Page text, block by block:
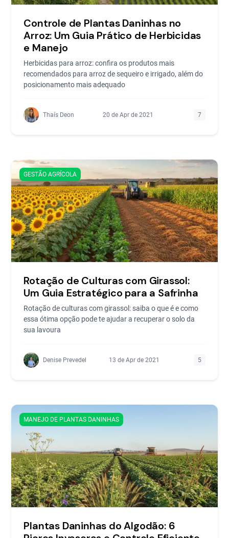
Controle de Plantas Daninhas no
Arroz: Um Guia Prático de Herbicidas
e Manejo
Herbicidas para arroz: confira os produtos mais
recomendados para arroz de sequeiro e irrigado, além do
posicionamento mais adequado
Thaís Deon 20 de Apr de 2021 7
GESTÃO AGRÍCOLA
Rotação de Culturas com Girassol:
Um Guia Estratégico para a Safrinha
Rotação de culturas com girassol: saiba o que é e como
essa ótima opção pode te ajudar a recuperar o solo da
sua lavoura
Denise Prevedel 13 de Apr de 2021 5
MANEJO DE PLANTAS DANINHAS
Plantas Daninhas do Algodão: 6